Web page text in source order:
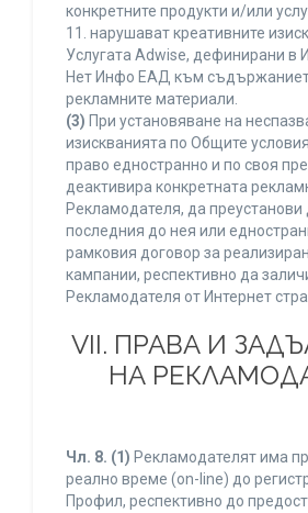
конкретните продукти и/или
11. нарушават креативните
Услугата Adwise, дефинирани в
Нет Инфо ЕАД към
рекламните материали.
(3) При установяване на
изискванията по Общите
право едностранно и по своя
деактивира конкретната
Рекламодателя, да преустанови
последния до нея или
рамковия договор за
кампании, респективно да
Рекламодателя от Интернет
VII. ПРАВА И
НА
Чл. 8. (1) Рекламодателят има
реално време (on-line) до
Профил, респективно до